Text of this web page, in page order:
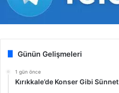
Günün Gelişmeleri
1 gün önce
Kırıkkale’de Konser Gibi Sünnet